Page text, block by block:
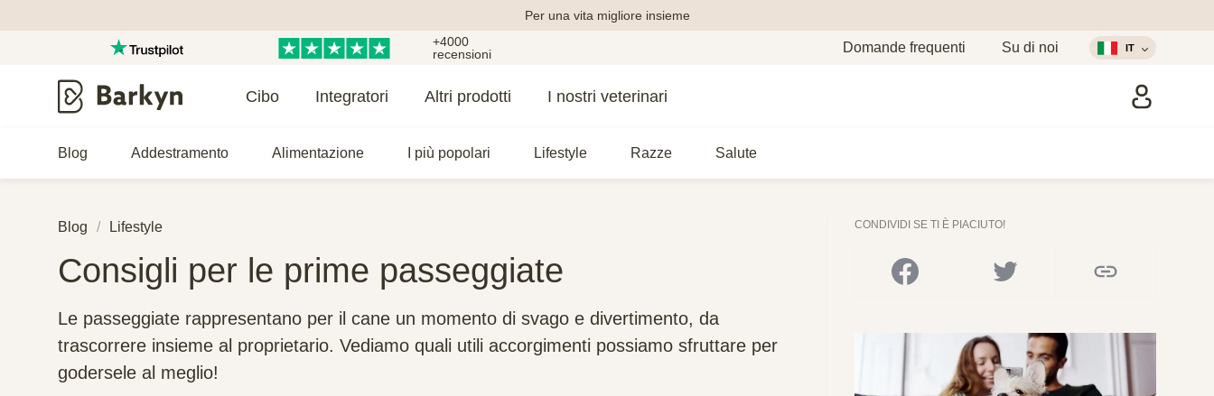
Per una vita migliore insieme
+4000
recensioni
Domande frequenti Su di noi IT
Cibo Integratori Altri prodotti I nostri veterinari
Blog Addestramento Alimentazione I più popolari Lifestyle Razze Salute
Blog Lifestyle
Consigli per le prime passeggiate
Le passeggiate rappresentano per il cane un momento di svago e divertimento, da
trascorrere insieme al proprietario. Vediamo quali utili accorgimenti possiamo sfruttare per
godersele al meglio!
CONDIVIDI SE TI È PIACIUTO!